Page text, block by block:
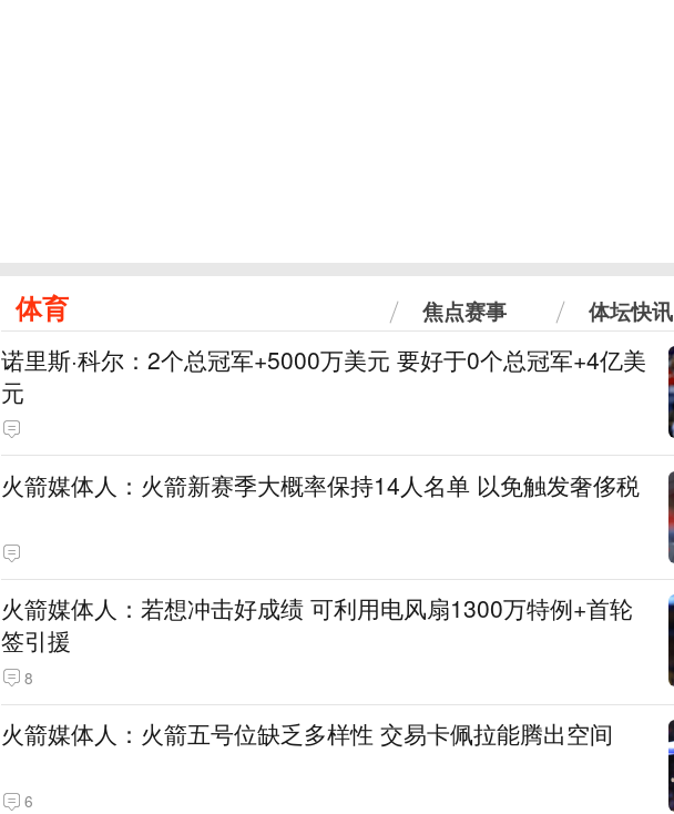
体育 焦点赛事 体坛快讯
诺里斯·科尔：2个总冠军+5000万美元 要好于0个总冠军+4亿美
元
火箭媒体人：火箭新赛季大概率保持14人名单 以免触发奢侈税
火箭媒体人：若想冲击好成绩 可利用电风扇1300万特例+首轮
签引援
8
火箭媒体人：火箭五号位缺乏多样性 交易卡佩拉能腾出空间
6